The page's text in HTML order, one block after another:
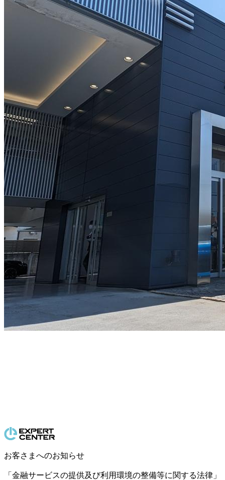
お客さまへのお知らせ
「金融サービスの提供及び利用環境の整備等に関する法律」